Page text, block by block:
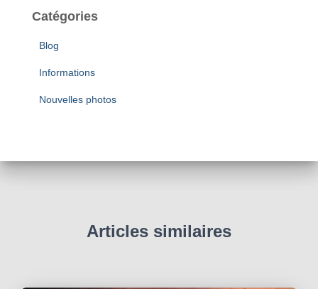
Catégories
Blog
Informations
Nouvelles photos
Articles similaires